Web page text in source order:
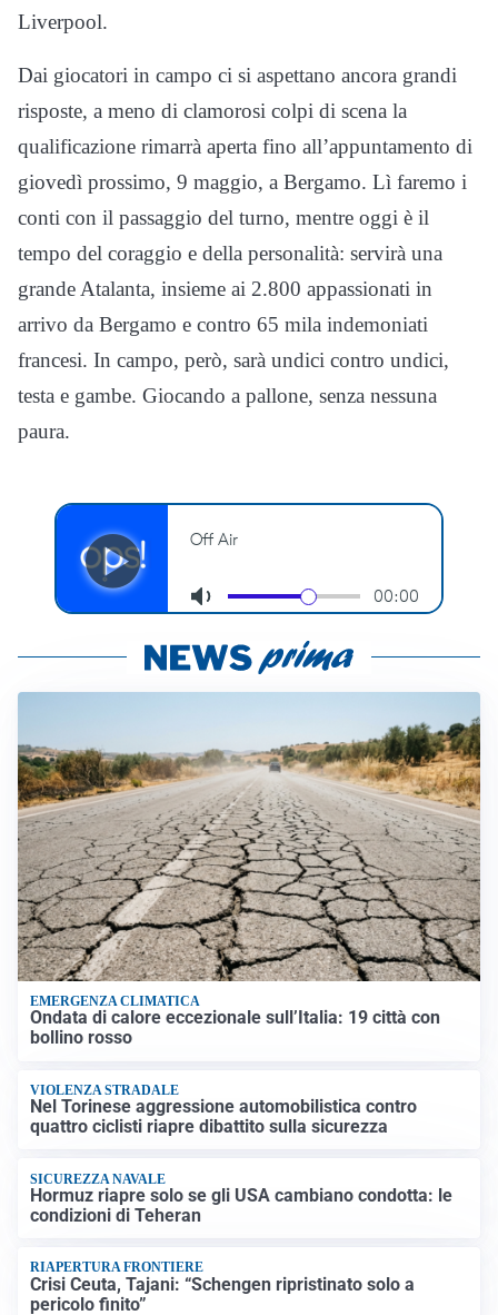
Liverpool.
Dai giocatori in campo ci si aspettano ancora grandi
risposte, a meno di clamorosi colpi di scena la
qualificazione rimarrà aperta fino all’appuntamento di
giovedì prossimo, 9 maggio, a Bergamo. Lì faremo i
conti con il passaggio del turno, mentre oggi è il
tempo del coraggio e della personalità: servirà una
grande Atalanta, insieme ai 2.800 appassionati in
arrivo da Bergamo e contro 65 mila indemoniati
francesi. In campo, però, sarà undici contro undici,
testa e gambe. Giocando a pallone, senza nessuna
paura.
EMERGENZA CLIMATICA
Ondata di calore eccezionale sull’Italia: 19 città con
bollino rosso
VIOLENZA STRADALE
Nel Torinese aggressione automobilistica contro
quattro ciclisti riapre dibattito sulla sicurezza
SICUREZZA NAVALE
Hormuz riapre solo se gli USA cambiano condotta: le
condizioni di Teheran
RIAPERTURA FRONTIERE
Crisi Ceuta, Tajani: “Schengen ripristinato solo a
pericolo finito”